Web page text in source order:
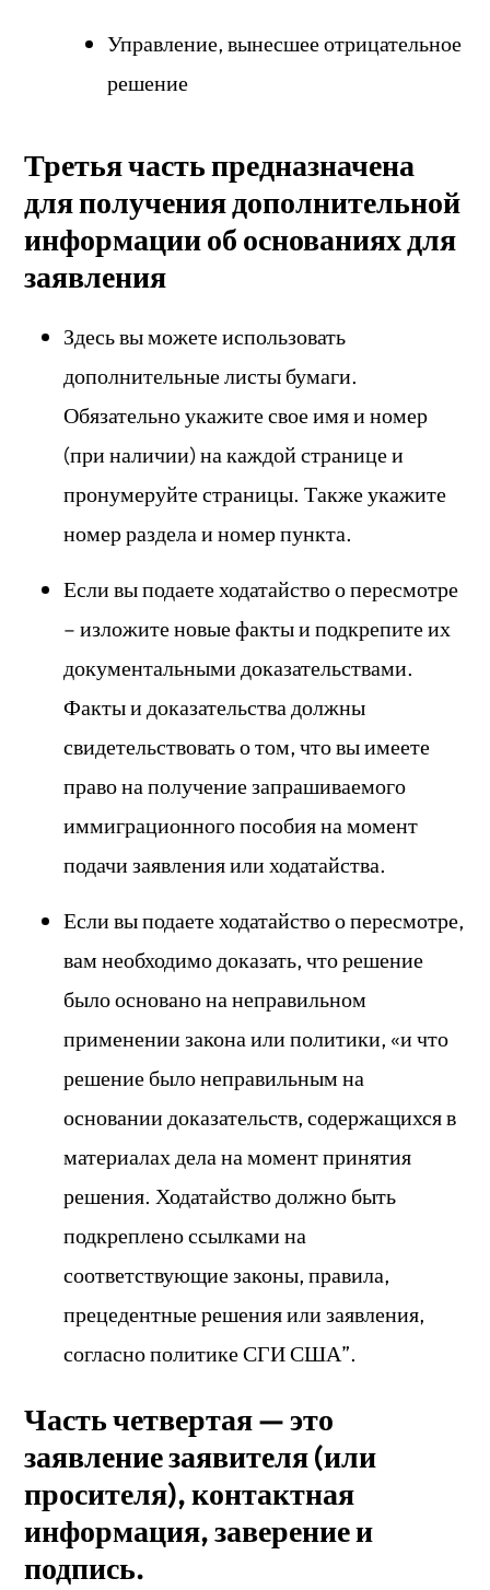
Управление, вынесшее отрицательное
решение
Третья часть предназначена
для получения дополнительной
информации об основаниях для
заявления
Здесь вы можете использовать
дополнительные листы бумаги.
Обязательно укажите свое имя и номер
(при наличии) на каждой странице и
пронумеруйте страницы. Также укажите
номер раздела и номер пункта.
Если вы подаете ходатайство о пересмотре
– изложите новые факты и подкрепите их
документальными доказательствами.
Факты и доказательства должны
свидетельствовать о том, что вы имеете
право на получение запрашиваемого
иммиграционного пособия на момент
подачи заявления или ходатайства.
Если вы подаете ходатайство о пересмотре,
вам необходимо доказать, что решение
было основано на неправильном
применении закона или политики, «и что
решение было неправильным на
основании доказательств, содержащихся в
материалах дела на момент принятия
решения. Ходатайство должно быть
подкреплено ссылками на
соответствующие законы, правила,
прецедентные решения или заявления,
согласно политике СГИ США”.
Часть четвертая — это
заявление заявителя (или
просителя), контактная
информация, заверение и
подпись.